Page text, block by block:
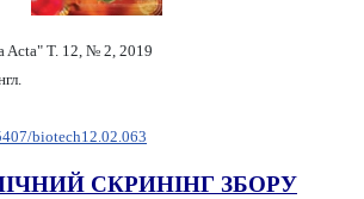
Т. 12, № 2, 2019
biotech12.02.063
СКРИНІНГ ЗБОРУ